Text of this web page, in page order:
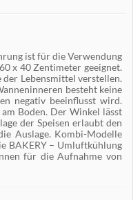
ist für die Verwendung
x 40 Zentimeter geeignet.
der Lebensmittel verstellen.
besteht keine
negativ beeinflusst wird.
Boden. Der Winkel lässt
der Speisen erlaubt den
Auslage. Kombi-Modelle
BAKERY – Umluftkühlung
für die Aufnahme von